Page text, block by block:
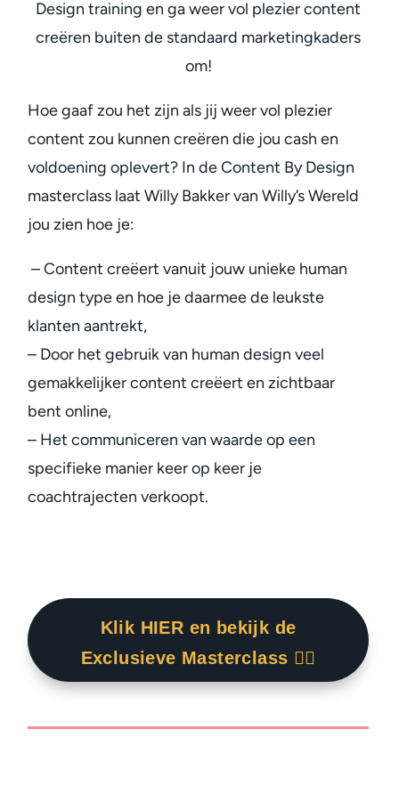
Design training en ga weer vol plezier content
creëren buiten de standaard marketingkaders
om!
Hoe gaaf zou het zijn als jij weer vol plezier
content zou kunnen creëren die jou cash en
voldoening oplevert? In de Content By Design
masterclass laat Willy Bakker van Willy’s Wereld
jou zien hoe je:
– Content creëert vanuit jouw unieke human
design type en hoe je daarmee de leukste
klanten aantrekt,
– Door het gebruik van human design veel
gemakkelijker content creëert en zichtbaar
bent online,
– Het communiceren van waarde op een
specifieke manier keer op keer je
coachtrajecten verkoopt.
Klik HIER en bekijk de
Exclusieve Masterclass 👇🏾